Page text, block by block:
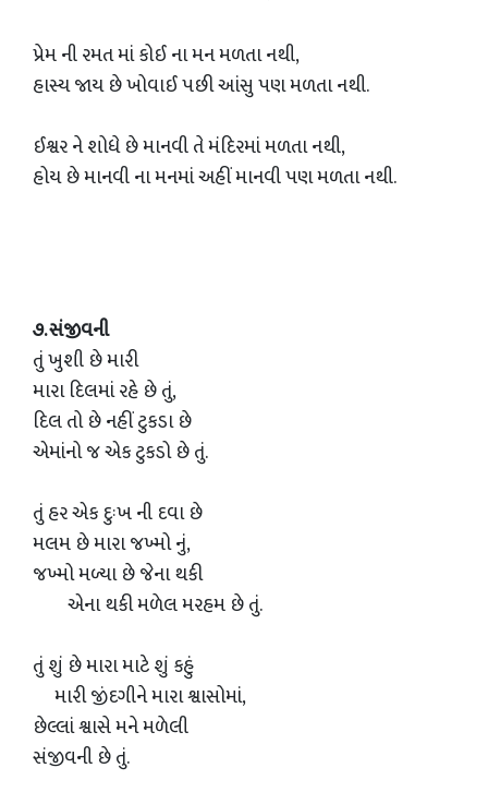
પ્રેમ ની રમત માં કોઈ ના મન મળતા નથી,
હાસ્ય જાય છે ખોવાઈ પછી આંસુ પણ મળતા નથી.
ઈશ્વર ને શોધે છે માનવી તે મંદિરમાં મળતા નથી,
હોય છે માનવી ના મનમાં અહીં માનવી પણ મળતા નથી.
૭. સંજીવની
તું ખુશી છે મારી
મારા દિલમાં રહે છે તું,
દિલ તો છે નહીં ટુકડા છે
એમાંનો જ એક ટુકડો છે તું.
તું હર એક દુઃખ ની દવા છે
મલમ છે મારા જખ્મો નું,
જખ્મો મળ્યા છે જેના થકી
એના થકી મળેલ મરહમ છે તું.
તું શું છે મારા માટે શું કહું
મારી જીંદગીને મારા શ્વાસોમાં,
છેલ્લાં શ્વાસે મને મળેલી
સંજીવની છે તું.